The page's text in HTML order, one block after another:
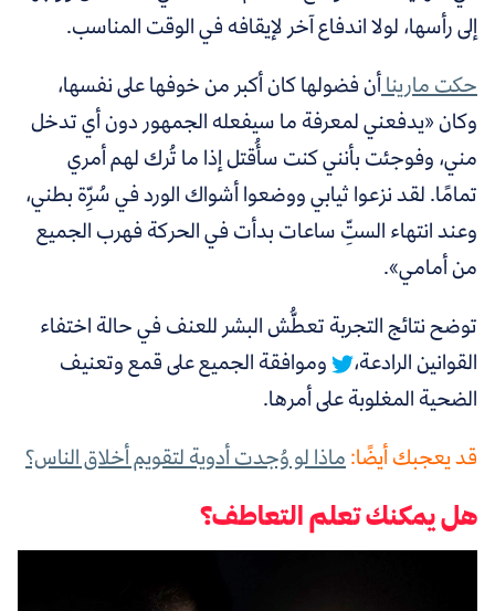
إلى رأسها، لولا اندفاع آخر لإيقافه في الوقت المناسب.
حكت ماريناأن فضولها كان أكبر من خوفها على نفسها،
وكان «يدفعني لمعرفة ما سيفعله الجمهور دون أي تدخل
مني، وفوجئت بأنني كنت سأُقتل إذا ما تُرك لهم أمري
تمامًا. لقد نزعوا ثيابي ووضعوا أشواك الورد في سُرِّة بطني،
وعند انتهاء الستِّ ساعات بدأت في الحركة فهرب الجميع
من أمامي».
توضح نتائج التجربة تعطُّش البشر للعنف في حالة اختفاء
القوانين الرادعة،
وموافقة الجميع على قمع وتعنيف
الضحية المغلوبة على أمرها.
قد يعجبك أيضًا:ماذا لو وُجدت أدوية لتقويم أخلاق الناس؟
هل يمكنك تعلم التعاطف؟